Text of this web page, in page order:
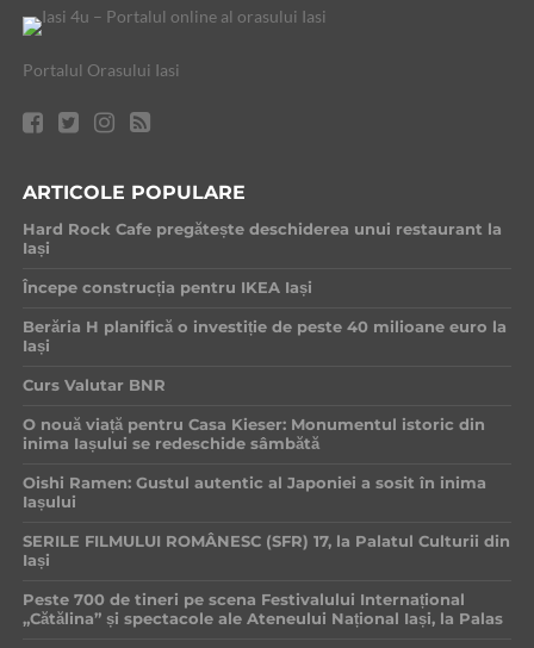
Portalul Orasului Iasi
ARTICOLE POPULARE
Hard Rock Cafe pregătește deschiderea unui restaurant la
Iași
Începe construcția pentru IKEA Iași
Berăria H planifică o investiție de peste 40 milioane euro la
Iași
Curs Valutar BNR
O nouă viață pentru Casa Kieser: Monumentul istoric din
inima Iașului se redeschide sâmbătă
Oishi Ramen: Gustul autentic al Japoniei a sosit în inima
Iașului
SERILE FILMULUI ROMÂNESC (SFR) 17, la Palatul Culturii din
Iași
Peste 700 de tineri pe scena Festivalului Internațional
„Cătălina” și spectacole ale Ateneului Național Iași, la Palas